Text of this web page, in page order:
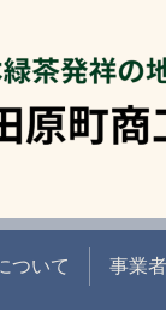
ついて 事業